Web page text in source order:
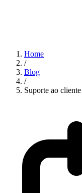
Home
/
Blog
/
Suporte ao